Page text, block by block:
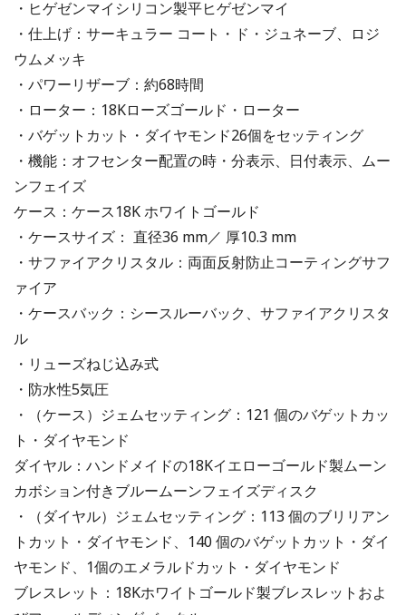
・ヒゲゼンマイシリコン製平ヒゲゼンマイ
・仕上げ：サーキュラー コート・ド・ジュネーブ、ロジ
ウムメッキ
・パワーリザーブ：約68時間
・ローター：18Kローズゴールド・ローター
・バゲットカット・ダイヤモンド26個をセッティング
・機能：オフセンター配置の時・分表示、日付表示、ムー
ンフェイズ
ケース：ケース18K ホワイトゴールド
・ケースサイズ： 直径36 mm／ 厚10.3 mm
・サファイアクリスタル：両面反射防止コーティングサフ
ァイア
・ケースバック：シースルーバック、サファイアクリスタ
ル
・リューズねじ込み式
・防水性5気圧
・（ケース）ジェムセッティング：121 個のバゲットカッ
ト・ダイヤモンド
ダイヤル：ハンドメイドの18Kイエローゴールド製ムーン
カボション付きブルームーンフェイズディスク
・（ダイヤル）ジェムセッティング：113 個のブリリアン
トカット・ダイヤモンド、140 個のバゲットカット・ダイ
ヤモンド、1個のエメラルドカット・ダイヤモンド
ブレスレット：18Kホワイトゴールド製ブレスレットおよ